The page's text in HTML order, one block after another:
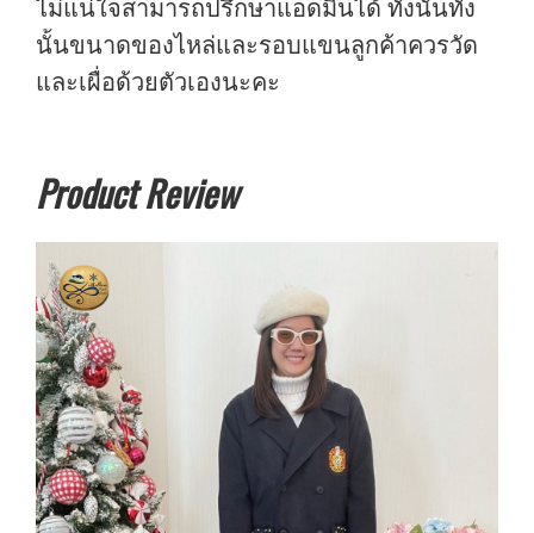
ไม่แน่ใจสามารถปรึกษาแอดมินได้ ทั้งนั้นทั่ง
นั้นขนาดของไหล่และรอบแขนลูกค้าควรวัด
และเผื่อด้วยตัวเองนะคะ
Product Review